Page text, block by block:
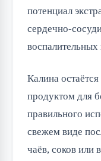
потенциал
сердечно-
воспалительных
Калина
продуктом для
правильного
свежем виде
чаёв, соков или